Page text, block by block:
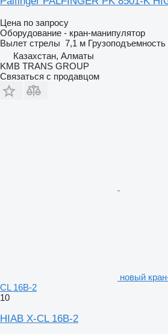
Цена по запросу
Оборудование - кран-манипулятор
Вылет стрелы 7,1 м Грузоподъемность
Казахстан, Алматы
KMB TRANS GROUP
Связаться с продавцом
новый
CL 16B-2
10
HIAB X-CL 16B-2